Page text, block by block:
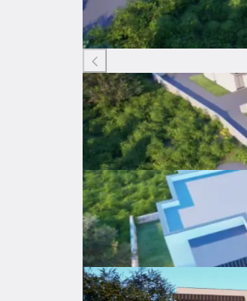
Listing ID: 14901836